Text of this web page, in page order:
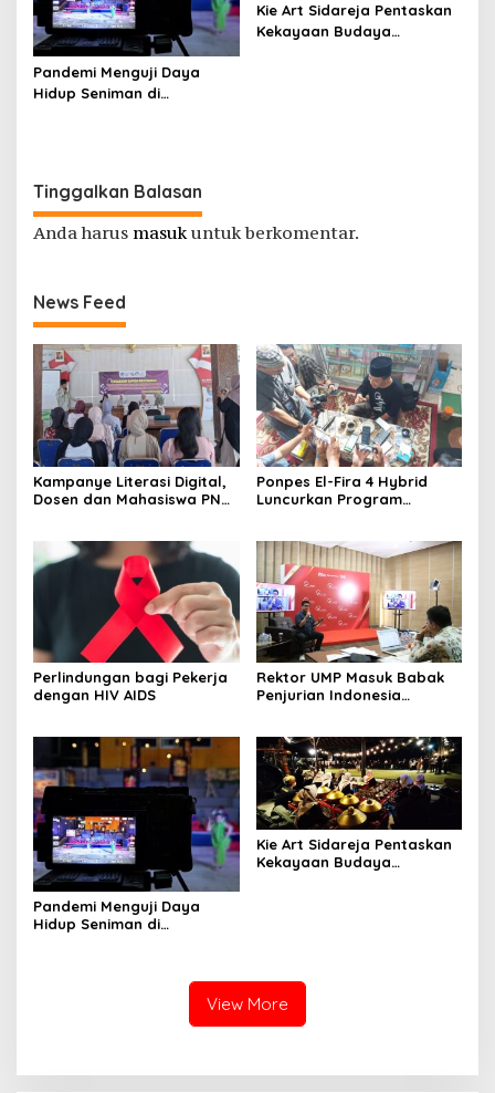
Pandemi Menguji Daya
Hidup Seniman di
Kie Art Sidareja Pentaskan
Kekayaan Budaya
Tinggalkan Balasan
Anda harus masuk untuk berkomentar.
News Feed
Kampanye Literasi Digital,
Dosen dan Mahasiswa PNC
Konten Medsos
Ponpes El-Fira 4 Hybrid
Luncurkan Program
Perlindungan bagi Pekerja
dengan HIV AIDS
Rektor UMP Masuk Babak
Penjurian Indonesia
Pandemi Menguji Daya
Hidup Seniman di
Kie Art Sidareja Pentaskan
Kekayaan Budaya
View More